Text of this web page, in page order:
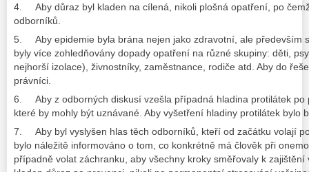
4. Aby důraz byl kladen na cílená, nikoli plošná opatření, po
odborníků.
5. Aby epidemie byla brána nejen jako zdravotní, ale především
byly více zohledňovány dopady opatření na různé skupiny: děti,
nejhorší izolace), živnostníky, zaměstnance, rodiče atd. Aby do
právníci.
6. Aby z odborných diskusí vzešla případná hladina protilátek po
které by mohly být uznávané. Aby vyšetření hladiny protilátek bylo
7. Aby byl vyslyšen hlas těch odborníků, kteří od začátku volají
bylo náležitě informováno o tom, co konkrétně má člověk při
případně volat záchranku, aby všechny kroky směřovaly k zajištění